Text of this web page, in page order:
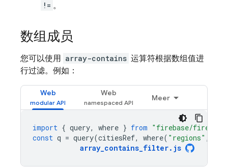
!= 。
数组成员
您可以使用 array-contains 运算符根据数组值进
行过滤。例如：
Web Web
Meer
import { query, where } from "firebase/
const q = query(citiesRef, where( "regions" ,
array_contains_filter. js